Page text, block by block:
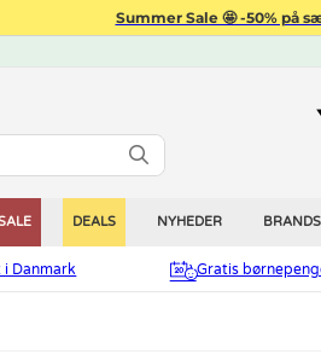
Summer Sale 🤩 -50% på
DEALS NYHEDER BRANDS
Danmark Gratis